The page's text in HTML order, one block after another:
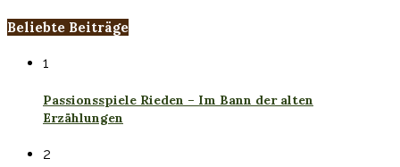
Beliebte Beiträge
1
Passionsspiele Rieden – Im Bann der alten
Erzählungen
2